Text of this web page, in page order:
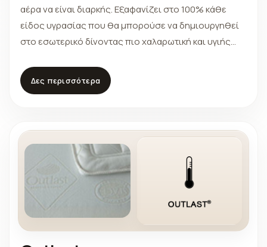
αέρα να είναι διαρκής. Εξαφανίζει στο 100% κάθε
είδος υγρασίας που θα μπορούσε να δημιουργηθεί
στο εσωτερικό δίνοντας πιο χαλαρωτική και υγιής
Δες περισσότερα